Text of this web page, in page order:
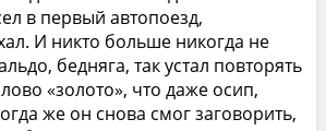
в первый автопоезд,
И никто больше никогда не
бедняга, так устал повторять
«золото», что даже осип,
же он снова смог заговорить,